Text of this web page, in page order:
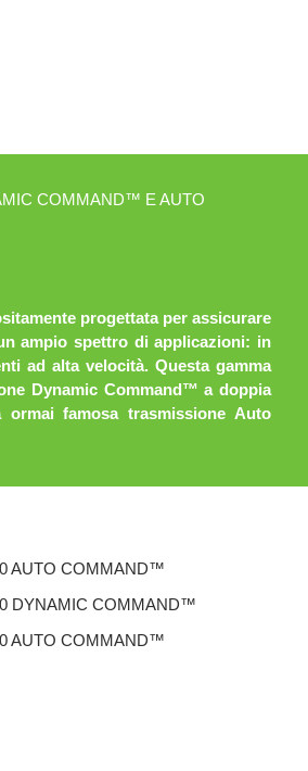
COMMAND™ E AUTO
progettata per assicurare
ampio spettro di applicazioni: in
ad alta velocità. Questa gamma
Dynamic Command™ a doppia
famosa trasmissione Auto
AUTO COMMAND™
DYNAMIC COMMAND™
AUTO COMMAND™